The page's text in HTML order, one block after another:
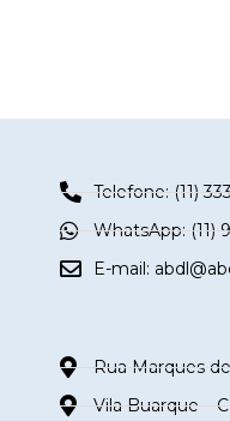
Telefone: (11)
WhatsApp: (11)
E-mail:
Rua Marques
Vila Buarque –